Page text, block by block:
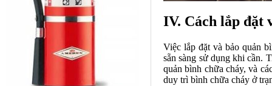
IV. Cách lắp đặt
Việc lắp đặt và bảo quản
sẵn sàng sử dụng khi cần.
quản bình chữa cháy, và
duy trì bình chữa cháy ở